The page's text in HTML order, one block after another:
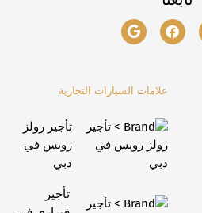
علامات السيارات التجارية
تأجير رولز
رويس في
دبي
تأجير